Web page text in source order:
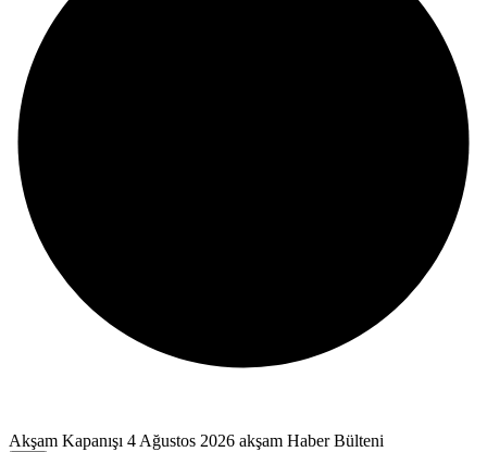
Akşam Kapanışı 4 Ağustos 2026 akşam Haber Bülteni